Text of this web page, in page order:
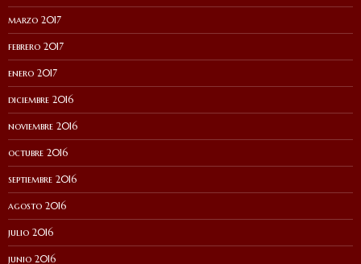
marzo 2017
febrero 2017
enero 2017
diciembre 2016
noviembre 2016
octubre 2016
septiembre 2016
agosto 2016
julio 2016
junio 2016